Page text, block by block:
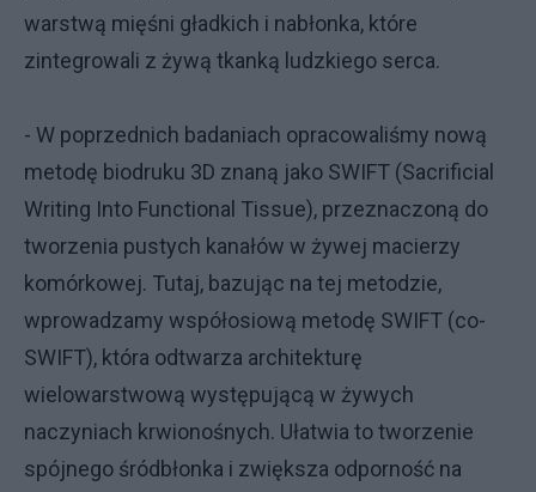
warstwą mięśni gładkich i nabłonka, które
zintegrowali z żywą tkanką ludzkiego serca.
- W poprzednich badaniach opracowaliśmy nową
metodę biodruku 3D znaną jako SWIFT (Sacrificial
Writing Into Functional Tissue), przeznaczoną do
tworzenia pustych kanałów w żywej macierzy
komórkowej. Tutaj, bazując na tej metodzie,
wprowadzamy współosiową metodę SWIFT (co-
SWIFT), która odtwarza architekturę
wielowarstwową występującą w żywych
naczyniach krwionośnych. Ułatwia to tworzenie
spójnego śródbłonka i zwiększa odporność na